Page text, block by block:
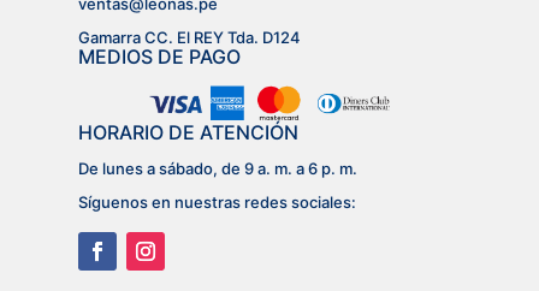
ventas@leonas.pe
Gamarra CC. El REY Tda. D124
MEDIOS DE PAGO
HORARIO DE ATENCIÓN
De lunes a sábado, de 9 a. m. a 6 p. m.
Síguenos en nuestras redes sociales: